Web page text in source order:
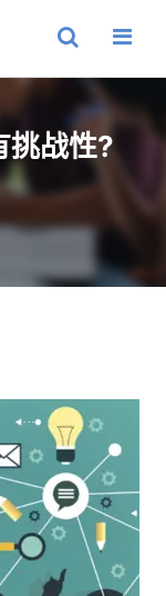
挑战性?